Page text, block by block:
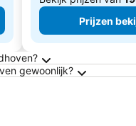
Prijzen
gewoonlijk?